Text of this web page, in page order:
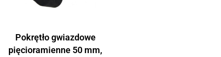
Pokrętło gwiazdowe
pięcioramienne 50 mm,